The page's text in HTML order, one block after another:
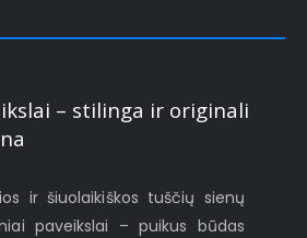
– stilinga ir originali
ir šiuolaikiškos tuščių sienų
paveikslai – puikus būdas